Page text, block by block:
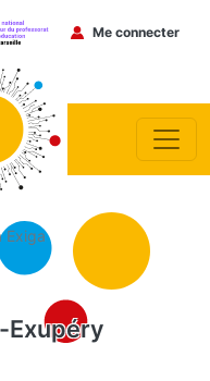
Menu du
Me connecter
Exiga
Exupéry